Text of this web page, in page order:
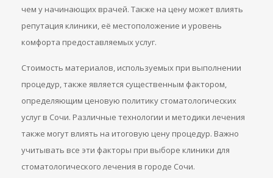
чем у начинающих врачей. Также на цену может влиять
репутация клиники, её местоположение и уровень
комфорта предоставляемых услуг.
Стоимость материалов, используемых при выполнении
процедур, также является существенным фактором,
определяющим ценовую политику стоматологических
услуг в Сочи. Различные технологии и методики лечения
также могут влиять на итоговую цену процедур. Важно
учитывать все эти факторы при выборе клиники для
стоматологического лечения в городе Сочи.